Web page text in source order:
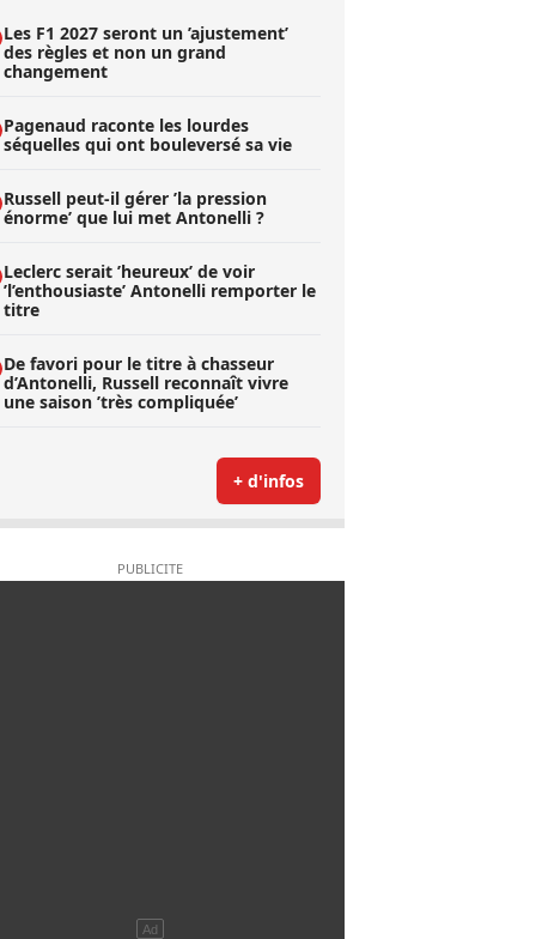
Les F1 2027 seront un ’ajustement’
des règles et non un grand
changement
Pagenaud raconte les lourdes
séquelles qui ont bouleversé sa vie
Russell peut-il gérer ’la pression
énorme’ que lui met Antonelli ?
Leclerc serait ’heureux’ de voir
’l’enthousiaste’ Antonelli remporter le
titre
De favori pour le titre à chasseur
d’Antonelli, Russell reconnaît vivre
une saison ’très compliquée’
+ d'infos